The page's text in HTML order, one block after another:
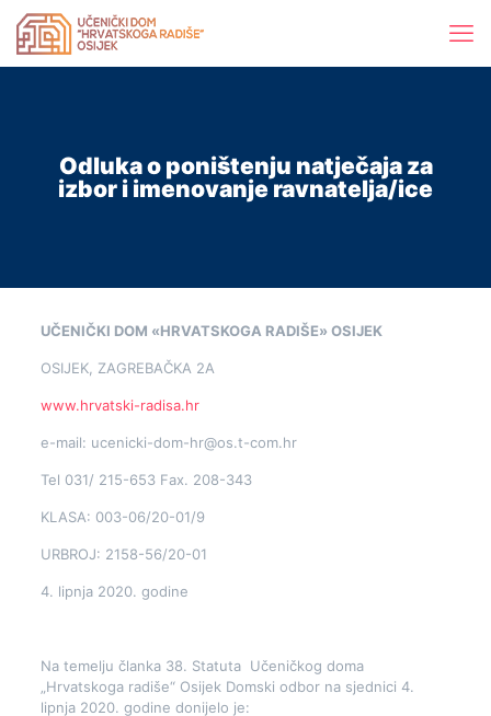
Odluka o poništenju natječaja za
izbor i imenovanje ravnatelja/ice
UČENIČKI DOM «HRVATSKOGA RADIŠE» OSIJEK
OSIJEK, ZAGREBAČKA 2A
www.hrvatski-radisa.hr
e-mail: ucenicki-dom-hr@os.t-com.hr
Tel 031/ 215-653 Fax. 208-343
KLASA: 003-06/20-01/9
URBROJ: 2158-56/20-01
4. lipnja 2020. godine
Na temelju članka 38. Statuta Učeničkog doma
„Hrvatskoga radiše“ Osijek Domski odbor na sjednici 4.
lipnja 2020. godine donijelo je: